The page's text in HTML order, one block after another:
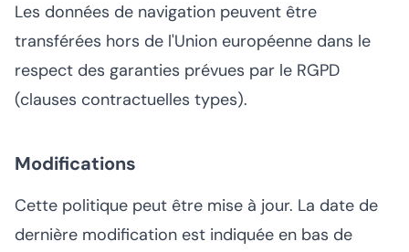
Les données de navigation peuvent être
transférées hors de l'Union européenne dans le
respect des garanties prévues par le RGPD
(clauses contractuelles types).
Modifications
Cette politique peut être mise à jour. La date de
dernière modification est indiquée en bas de